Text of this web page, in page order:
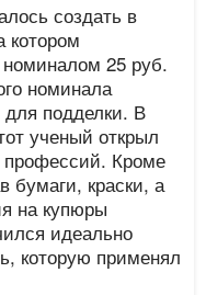
создать в
котором
25 руб.
номинала
подделки. В
ученый открыл
профессий. Кроме
бумаги, краски, а
на купюры
идеально
которую применял